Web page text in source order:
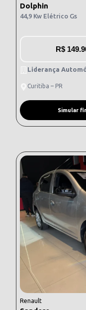
Dolphin
44,9 Kw Elétrico Gs
R$
Liderança
Curitiba – PR
Simular
Renault